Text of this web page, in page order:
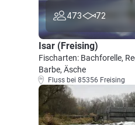
473 72
Isar (Freising)
Fischarten: Bachforelle,
Barbe, Äsche
Fluss bei 85356 Freising